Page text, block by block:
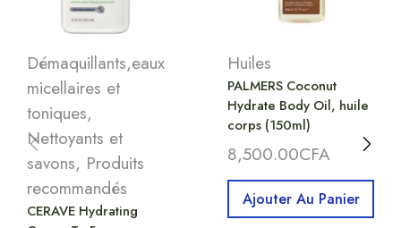
Démaquillants,eaux
micellaires et
toniques,
Nettoyants et
savons, Produits
recommandés
CERAVE Hydrating
Huiles
PALMERS Coconut
Hydrate Body Oil, huile
corps (150ml)
8,500.00CFA
Ajouter Au Panier